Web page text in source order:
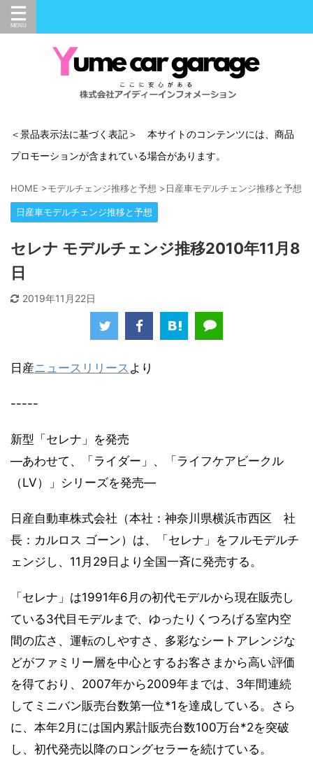
＜景品表示法に基づく表記＞ 本サイトのコンテンツには、商品
プロモーションが含まれている場合があります。
HOME >モデルチェンジ推移と予想 >日産車モデルチェンジ推移と予想
日産車モデルチェンジ推移と予想
セレナ モデルチェンジ推移2010年11月8
日
2019年11月22日
日産ニュースリリース より
-----
新型「セレナ」を発売
―あわせて、「ライダー」、「ライフケアビークル
（LV）」シリーズを発売―
日産自動車株式会社（本社：神奈川県横浜市西区 社
長：カルロス ゴーン）は、「セレナ」をフルモデルチ
ェンジし、11月29日より全国一斉に発売する。
「セレナ」は1991年6月の初代モデルから現在販売し
ている3代目モデルまで、ゆったりくつろげる室内空
間の広さ、運転のしやすさ、多彩なシートアレンジな
どがファミリー層を中心とするお客さまから高い評価
を得ており、2007年から2009年までは、3年間連続
してミニバン販売台数第一位*1を達成している。さら
に、本年2月には国内累計販売台数100万台*2を突破
し、初代発売以降のロングセラーを続けている。